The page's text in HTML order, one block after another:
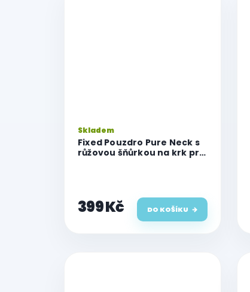
Fixed Pouzdro Pure Neck s
růžovou šňůrkou na krk pro
Skladem
399 Kč DO KOŠÍKU